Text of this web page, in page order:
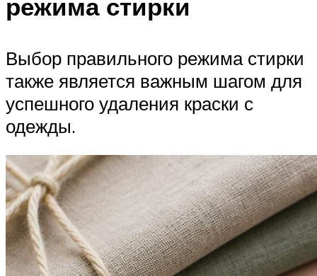
Выбор правильного режима стирки
также является важным шагом для
успешного удаления краски с
одежды.